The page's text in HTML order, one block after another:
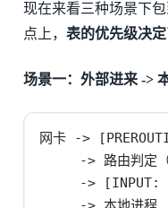
现在来看三种场景下
点上， 表的优先级决
场景一：外部进来 ->
网卡 ->
-> 路由判定（
-> [INPUT: